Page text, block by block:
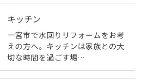
キッチン
一宮市で水回りリフォームをお考
えの方へ。キッチンは家族との大
切な時間を過ごす場…